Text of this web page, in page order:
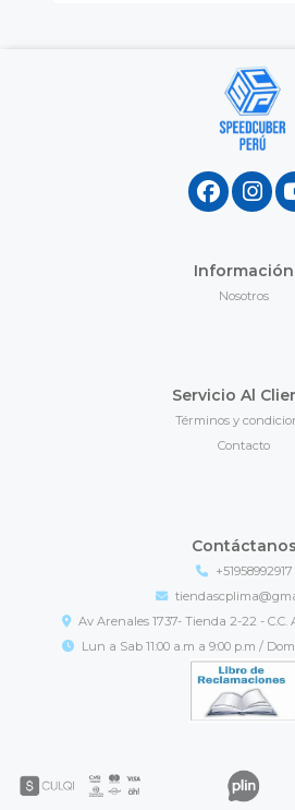
Información
Nosotros
Servicio Al
Términos y
Contacto
Contáctanos
+51958992917
Av Arenales 1737- Tienda 2-22 -
Lun a Sab 11:00 a.m a 9:00 p.m /